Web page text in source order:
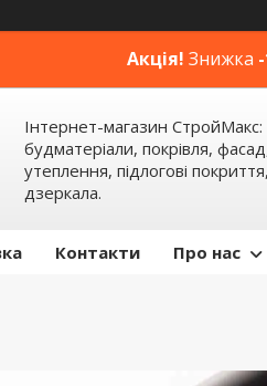
Акція! Знижка
Інтернет-магазин СтройМакс:
будматеріали, покрівля,
утеплення, підлогові покриття,
дзеркала.
Контакти Про нас